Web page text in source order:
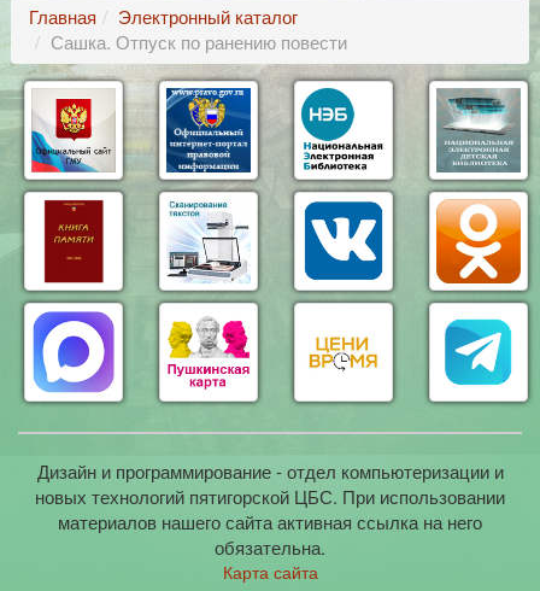
Главная
Электронный каталог
Сашка. Отпуск по ранению повести
Дизайн и программирование - отдел компьютеризации и
новых технологий пятигорской ЦБС. При использовании
материалов нашего сайта активная ссылка на него
обязательна.
Карта сайта